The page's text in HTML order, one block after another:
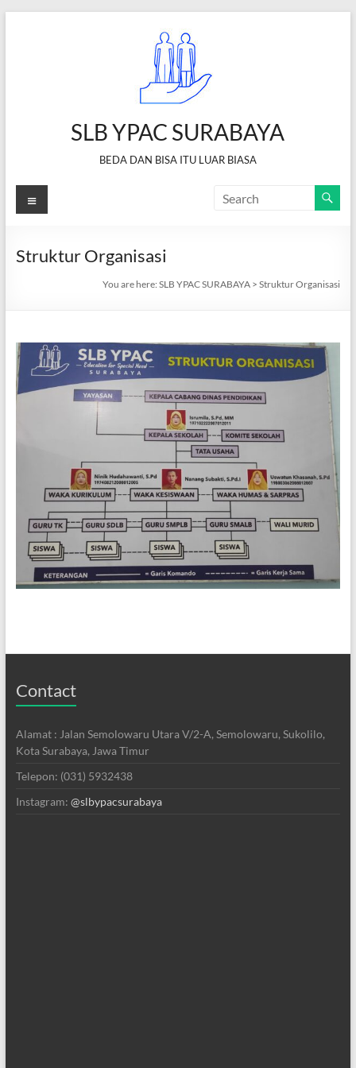
SLB YPAC SURABAYA
BEDA DAN BISA ITU LUAR BIASA
Menu
Struktur Organisasi
You are here:SLB YPAC SURABAYA >Struktur Organisasi
Contact
Alamat : Jalan Semolowaru Utara V/2-A, Semolowaru, Sukolilo,
Kota Surabaya, Jawa Timur
Telepon: (031) 5932438
Instagram: @slbypacsurabaya